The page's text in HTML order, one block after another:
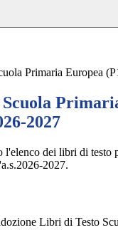
Primaria Europea
2027
l'elenco dei libri di testo
2027.
Libri di Testo